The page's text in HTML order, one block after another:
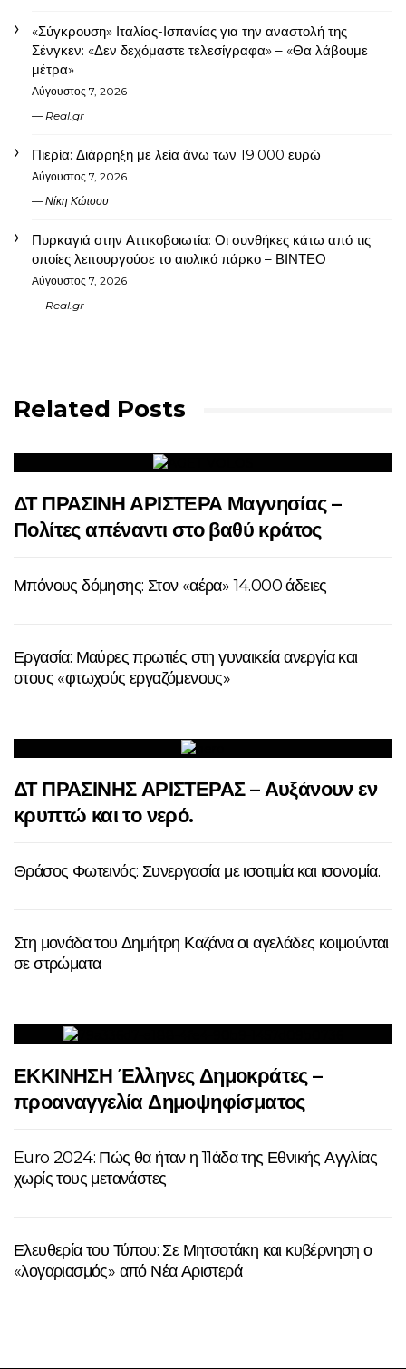
«Σύγκρουση» Ιταλίας-Ισπανίας για την αναστολή της
Σένγκεν: «Δεν δεχόμαστε τελεσίγραφα» – «Θα λάβουμε
μέτρα»
Αύγουστος 7, 2026
Real.gr
Πιερία: Διάρρηξη με λεία άνω των 19.000 ευρώ
Αύγουστος 7, 2026
Νίκη Κώτσου
Πυρκαγιά στην Αττικοβοιωτία: Οι συνθήκες κάτω από τις
οποίες λειτουργούσε το αιολικό πάρκο – ΒΙΝΤΕΟ
Αύγουστος 7, 2026
Real.gr
Related Posts
ΔΤ ΠΡΑΣΙΝΗ ΑΡΙΣΤΕΡΑ Μαγνησίας –
Πολίτες απέναντι στο βαθύ κράτος
Μπόνους δόμησης: Στον «αέρα» 14.000 άδειες
Εργασία: Μαύρες πρωτιές στη γυναικεία ανεργία και
στους «φτωχούς εργαζόμενους»
ΔΤ ΠΡΑΣΙΝΗΣ ΑΡΙΣΤΕΡΑΣ – Αυξάνουν εν
κρυπτώ και το νερό.
Θράσος Φωτεινός: Συνεργασία με ισοτιμία και ισονομία.
Στη μονάδα του Δημήτρη Καζάνα οι αγελάδες κοιμούνται
σε στρώματα
ΕΚΚΙΝΗΣΗ Έλληνες Δημοκράτες –
προαναγγελία Δημοψηφίσματος
Euro 2024: Πώς θα ήταν η 11άδα της Εθνικής Αγγλίας
χωρίς τους μετανάστες
Ελευθερία του Τύπου: Σε Μητσοτάκη και κυβέρνηση ο
«λογαριασμός» από Νέα Αριστερά